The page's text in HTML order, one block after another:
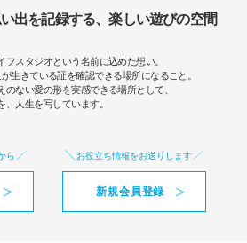
出を記録する、楽しい遊びの空間
フスタジオという名前に込めた想い。
生きている証を確認できる場所になること。
のない愛の形を実感できる場所として、
、人生を写しています。
ら お役立ち情報をお送りします
新規会員登録